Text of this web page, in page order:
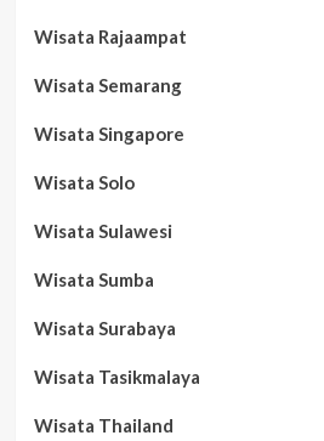
Wisata Rajaampat
Wisata Semarang
Wisata Singapore
Wisata Solo
Wisata Sulawesi
Wisata Sumba
Wisata Surabaya
Wisata Tasikmalaya
Wisata Thailand